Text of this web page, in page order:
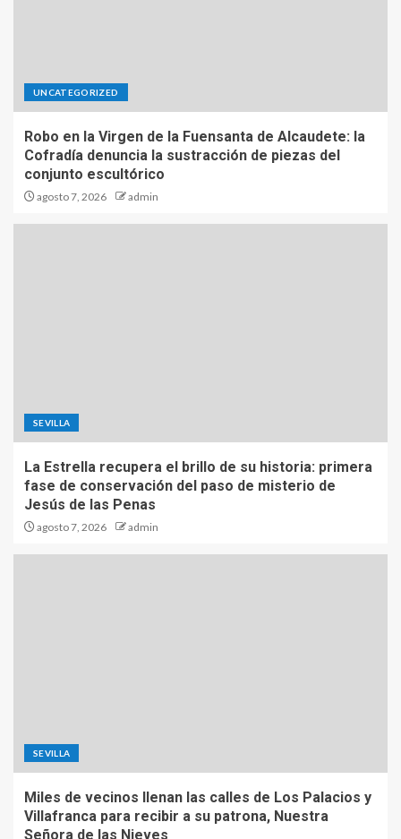
UNCATEGORIZED
Robo en la Virgen de la Fuensanta de Alcaudete: la
Cofradía denuncia la sustracción de piezas del
conjunto escultórico
agosto 7, 2026 admin
SEVILLA
La Estrella recupera el brillo de su historia: primera
fase de conservación del paso de misterio de
Jesús de las Penas
agosto 7, 2026 admin
SEVILLA
Miles de vecinos llenan las calles de Los Palacios y
Villafranca para recibir a su patrona, Nuestra
Señora de las Nieves